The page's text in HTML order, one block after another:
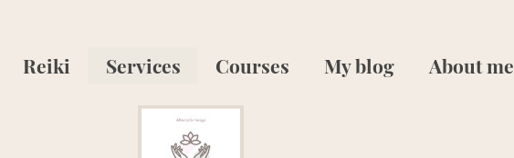
Reiki Services Courses My blog About me